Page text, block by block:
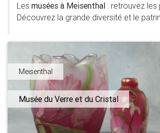
Les musées à Meisenthal: retrouvez les
Découvrez la grande diversité et le
Meisenthal
Musée du Verre et du Cristal